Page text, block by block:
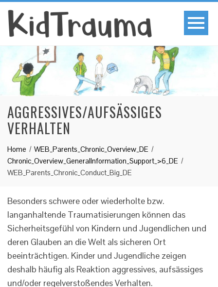
AGGRESSIVES/AUFSÄSSIGES
VERHALTEN
Home
WEB_Parents_Chronic_Overview_DE
Chronic_Overview_GeneralInformation_Support_>6_DE
WEB_Parents_Chronic_Conduct_Big_DE
Besonders schwere oder wiederholte bzw.
langanhaltende Traumatisierungen können das
Sicherheitsgefühl von Kindern und Jugendlichen und
deren Glauben an die Welt als sicheren Ort
beeinträchtigen. Kinder und Jugendliche zeigen
deshalb häufig als Reaktion aggressives, aufsässiges
und/oder regelverstoßendes Verhalten.